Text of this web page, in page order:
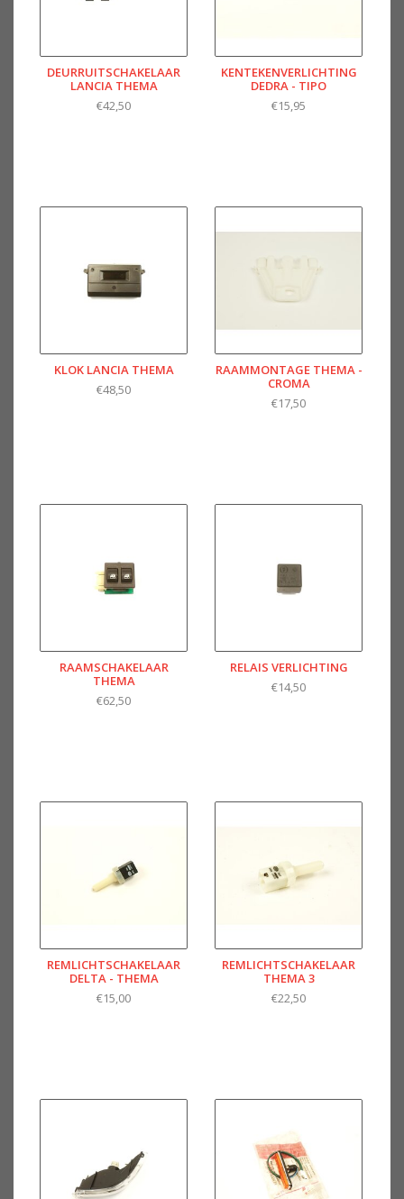
DEURRUITSCHAKELAAR
LANCIA THEMA
€42,50
KENTEKENVERLICHTING
DEDRA - TIPO
€15,95
KLOK LANCIA THEMA
€48,50
RAAMMONTAGE THEMA -
CROMA
€17,50
RAAMSCHAKELAAR
THEMA
€62,50
RELAIS VERLICHTING
€14,50
REMLICHTSCHAKELAAR
DELTA - THEMA
€15,00
REMLICHTSCHAKELAAR
THEMA 3
€22,50